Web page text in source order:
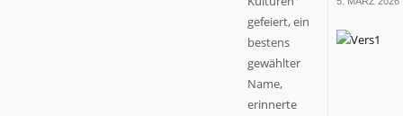
gefeiert, ein
bestens
gewählter
Name,
erinnerte